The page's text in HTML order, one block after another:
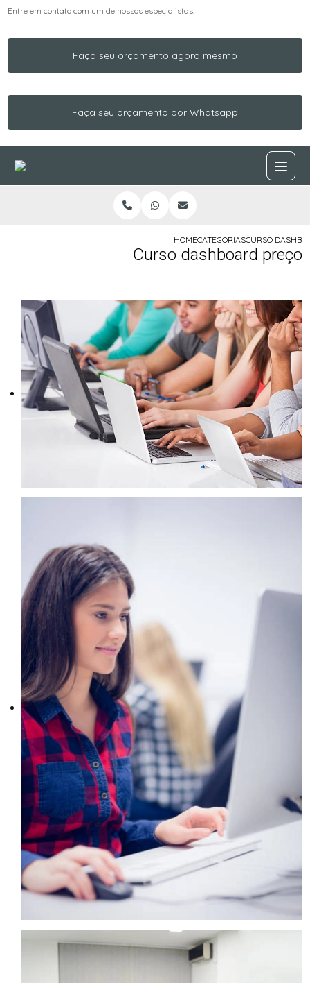
Entre em contato com um de nossos especialistas!
Faça seu orçamento agora mesmo
Faça seu orçamento por Whatsapp
HOMECATEGORIASCURSO
Curso dashboard preço